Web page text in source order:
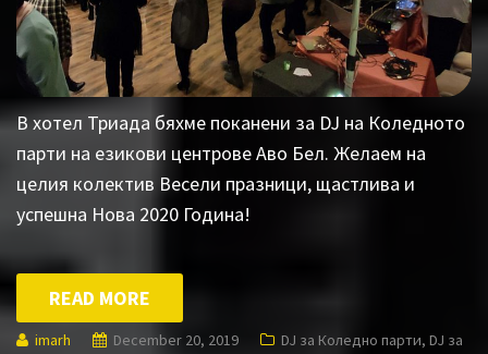
В хотел Триада бяхме поканени за DJ на Коледното
парти на езикови центрове Аво Бел. Желаем на
целия колектив Весели празници, щастлива и
успешна Нова 2020 Година!
READ MORE
imarh December 20, 2019 DJ за Коледно парти, DJ за